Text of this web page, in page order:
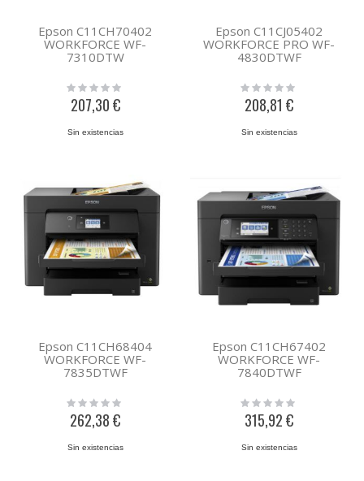
Epson C11CH70402
WORKFORCE WF-
7310DTW
Rating:
207,30 €
Sin existencias
Epson C11CJ05402
WORKFORCE PRO WF-
4830DTWF
Rating:
208,81 €
Sin existencias
Epson C11CH68404
WORKFORCE WF-
7835DTWF
Rating:
262,38 €
Sin existencias
Epson C11CH67402
WORKFORCE WF-
7840DTWF
Rating:
315,92 €
Sin existencias